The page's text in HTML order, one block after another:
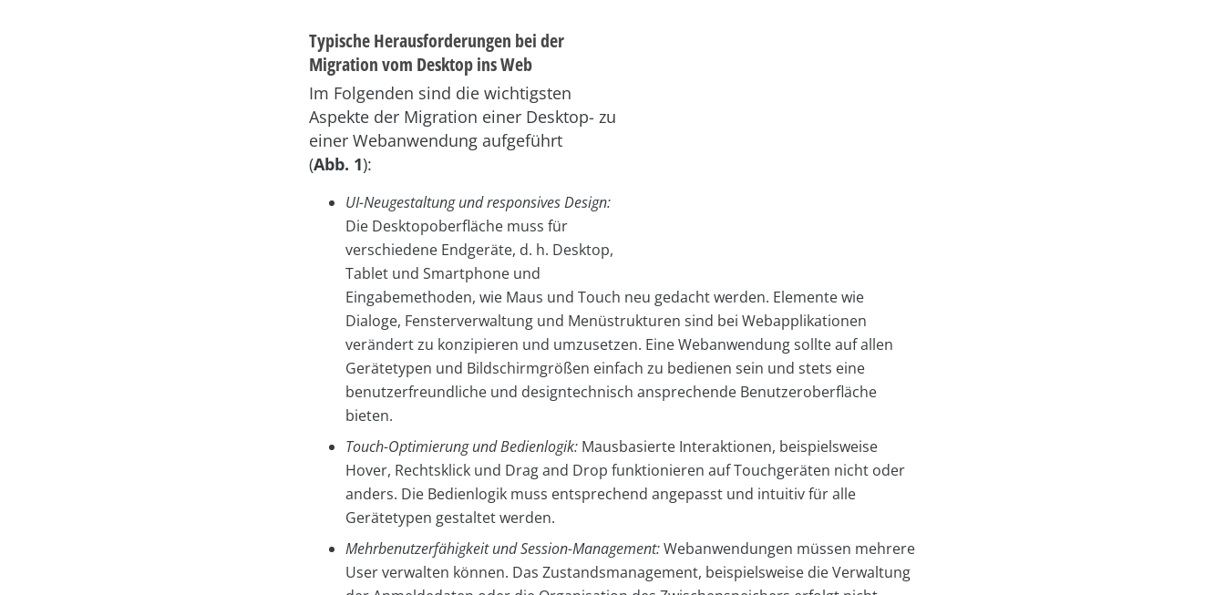
Typische Herausforderungen bei der
Migration vom Desktop ins Web
Im Folgenden sind die wichtigsten
Aspekte der Migration einer Desktop- zu
einer Webanwendung aufgeführt
(Abb. 1):
UI-Neugestaltung und responsives Design:
Die Desktopoberfläche muss für
verschiedene Endgeräte, d. h. Desktop,
Tablet und Smartphone und
Eingabemethoden, wie Maus und Touch neu gedacht werden. Elemente wie
Dialoge, Fensterverwaltung und Menüstrukturen sind bei Webapplikationen
verändert zu konzipieren und umzusetzen. Eine Webanwendung sollte auf allen
Gerätetypen und Bildschirmgrößen einfach zu bedienen sein und stets eine
benutzerfreundliche und designtechnisch ansprechende Benutzeroberfläche
bieten.
Touch-Optimierung und Bedienlogik: Mausbasierte Interaktionen, beispielsweise
Hover, Rechtsklick und Drag and Drop funktionieren auf Touchgeräten nicht oder
anders. Die Bedienlogik muss entsprechend angepasst und intuitiv für alle
Gerätetypen gestaltet werden.
Mehrbenutzerfähigkeit und Session-Management:Webanwendungen müssen mehrere
User verwalten können. Das Zustandsmanagement, beispielsweise die Verwaltung